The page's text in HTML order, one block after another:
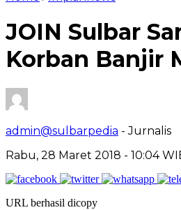
JOIN Sulbar
Korban Banjir
admin@sulbarpedia - Jurnalis
Rabu, 28 Maret 2018 - 10:04
URL berhasil dicopy